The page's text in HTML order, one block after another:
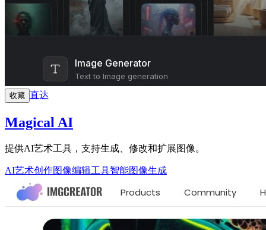
收藏 直达
Magical AI
提供AI艺术工具，支持生成、修改和扩展图像。
AI艺术创作图像编辑工具智能图像生成